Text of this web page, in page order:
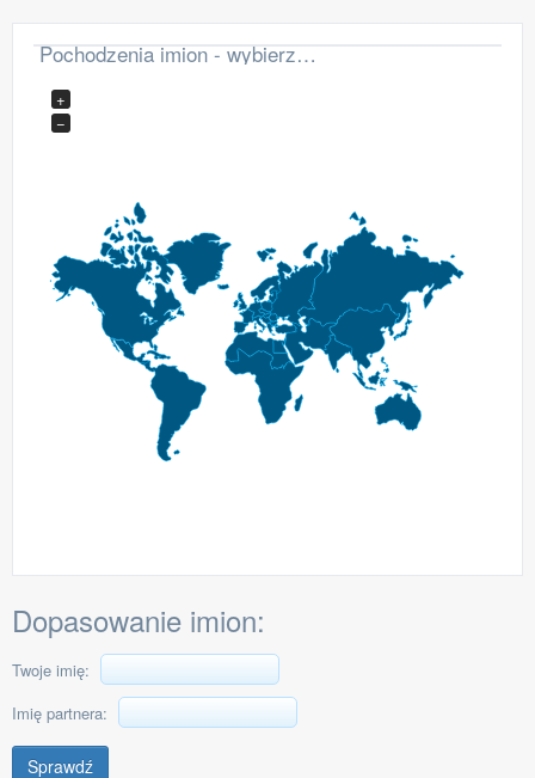
Pochodzenia imion - wybierz region
+
−
Dopasowanie imion:
Twoje imię:
Imię partnera:
Sprawdź